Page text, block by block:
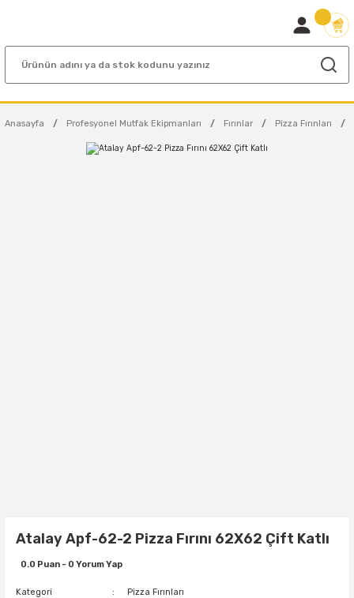
Anasayfa Profesyonel Mutfak Ekipmanları Fırınlar Pizza Fırınları
Atalay Apf-62-2 Pizza Fırını 62X62 Çift Katlı
0.0 Puan - 0 Yorum Yap
Kategori Pizza Fırınları